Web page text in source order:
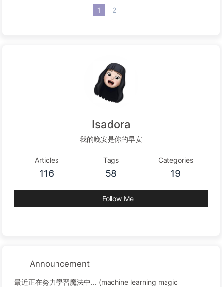
1 2
Isadora
我的晚安是你的早安
Articles
116
Tags
58
Categories
19
Follow Me
Announcement
最近正在努力學習魔法中... (machine learning magic